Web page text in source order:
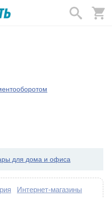
для дома и офиса
Интернет-магазины